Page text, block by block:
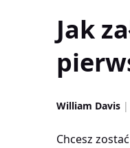
Jak
William Davis |
Chcesz